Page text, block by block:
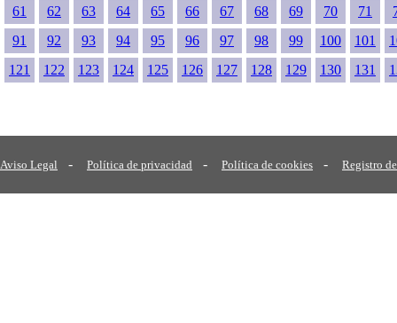
61
62 63 64 65 66 67 68 69 70 71
91
92 93 94 95 96 97 98 99 100 101
121
122 123 124 125 126 127 128 129 130 131
Aviso Legal - Política de privacidad - Política de cookies - Registro